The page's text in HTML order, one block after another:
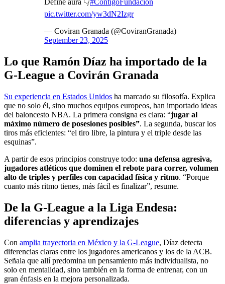
Define aura 👇#ContigoFundación
pic.twitter.com/yw3dN2Izgr
— Coviran Granada (@CoviranGranada)
September 23, 2025
Lo que Ramón Díaz ha importado de la
G-League a Covirán Granada
Su experiencia en Estados Unidos ha marcado su filosofía. Explica
que no solo él, sino muchos equipos europeos, han importado ideas
del baloncesto NBA. La primera consigna es clara: “jugar al
máximo número de posesiones posibles”. La segunda, buscar los
tiros más eficientes: “el tiro libre, la pintura y el triple desde las
esquinas”.
A partir de esos principios construye todo: una defensa agresiva,
jugadores atléticos que dominen el rebote para correr, volumen
alto de triples y perfiles con capacidad física y ritmo. “Porque
cuanto más ritmo tienes, más fácil es finalizar”, resume.
De la G-League a la Liga Endesa:
diferencias y aprendizajes
Con amplia trayectoria en México y la G-League, Díaz detecta
diferencias claras entre los jugadores americanos y los de la ACB.
Señala que allí predomina un pensamiento más individualista, no
solo en mentalidad, sino también en la forma de entrenar, con un
gran énfasis en la mejora personalizada.